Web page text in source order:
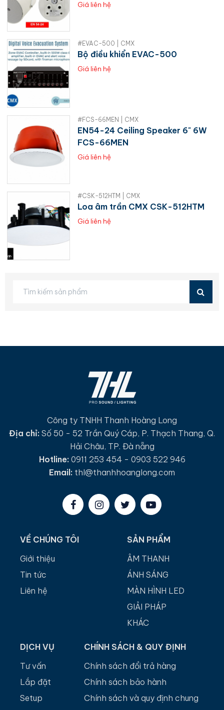
Giá liên hệ
#EVAC-500 | CMX
Bộ điều khiển EVAC-500
Giá liên hệ
#FCS-66MEN | CMX
EN54-24 Ceiling Speaker 6" 6W
FCS-66MEN
Giá liên hệ
#CSK-512HTM | CMX
Loa âm trần CMX CSK-512HTM
Giá liên hệ
Công ty TNHH Thanh Hoàng Long
Địa chỉ: Số 50 - 52 Trần Quý Cáp, P. Thạch Thang, Q.
Hải Châu, TP. Đà nẵng
Hotline: 0911 253 454 - 0903 522 946
Email: thl@thanhhoanglong.com
VỀ CHÚNG TÔI
Giới thiệu
Tin tức
Liên hệ
SẢN PHẨM
ÂM THANH
ÁNH SÁNG
MÀN HÌNH LED
GIẢI PHÁP
KHÁC
DỊCH VỤ
Tư vấn
Lắp đặt
Setup
CHÍNH SÁCH & QUY ĐỊNH
Chính sách đổi trả hàng
Chính sách bảo hành
Chính sách và quy định chung